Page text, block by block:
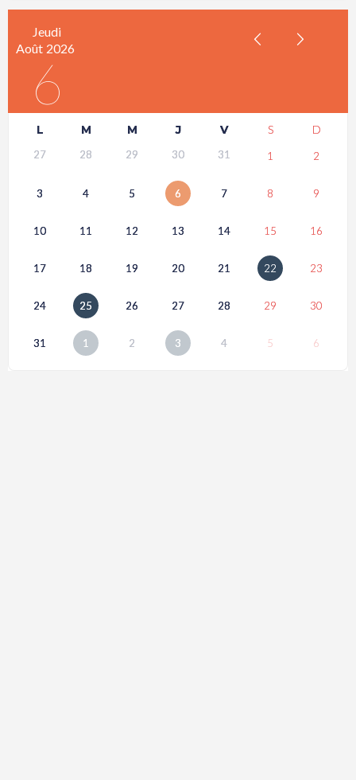
Jeudi
Août 2026
6
L M M J V S D
27 28 29 30 31 1 2
3 4 5 6 7 8 9
10 11 12 13 14 15 16
17 18 19 20 21 22 23
24 25 26 27 28 29 30
31 1 2 3 4 5 6